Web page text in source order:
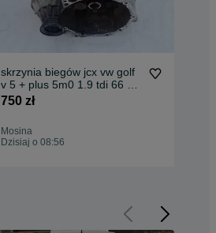
skrzynia biegów jcx vw golf
v 5 + plus 5m0 1.9 tdi 66 kw
90 km bxj 256697 km skoda
750 zł
Mosina
Dzisiaj o 08:56